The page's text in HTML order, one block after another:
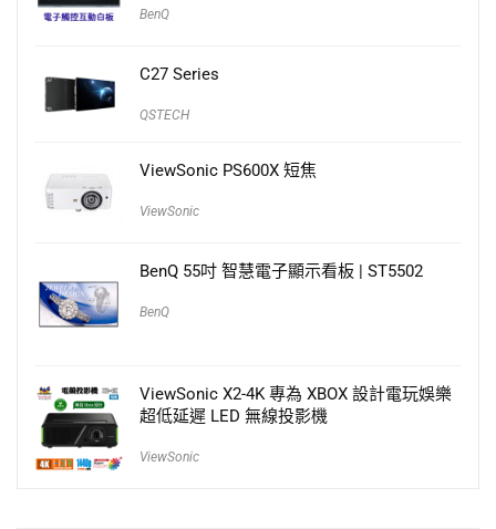
BenQ
C27 Series
QSTECH
ViewSonic PS600X 短焦
ViewSonic
BenQ 55吋 智慧電子顯示看板 | ST5502
BenQ
ViewSonic X2-4K 專為 XBOX 設計電玩娛樂
超低延遲 LED 無線投影機
ViewSonic